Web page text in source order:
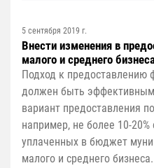
5 сентября 2019 г.
Внести изменения в
малого и среднего
Подход к предоставлению
должен быть
вариант предоставления
например, не более 10-
уплаченных в бюджет
малого и среднего